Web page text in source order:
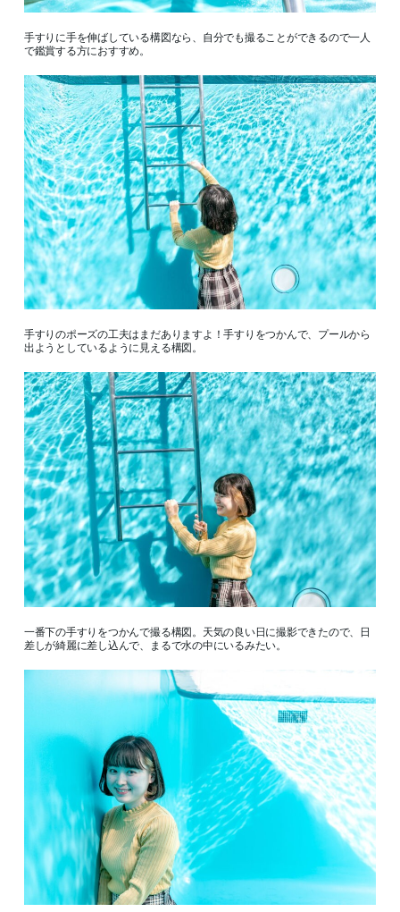
手すりに手を伸ばしている構図なら、自分でも撮ることができるので一人
で鑑賞する方におすすめ。
手すりのポーズの工夫はまだありますよ！手すりをつかんで、プールから
出ようとしているように見える構図。
一番下の手すりをつかんで撮る構図。天気の良い日に撮影できたので、日
差しが綺麗に差し込んで、まるで水の中にいるみたい。